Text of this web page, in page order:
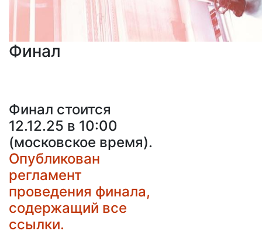
Финал
Финал стоится
12.12.25 в 10:00
(московское время).
Опубликован
регламент
проведения финала,
содержащий все
ссылки.